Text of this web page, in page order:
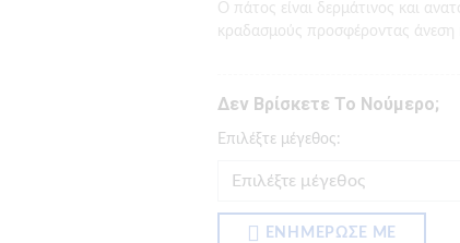
Ο πάτος είναι δερμάτινος και
κραδασμούς προσφέροντας άνεση
Δεν Βρίσκετε Το Νούμερο;
Eπιλέξτε μέγεθος:
ΕΝΗΜΕΡΩΣΕ ΜΕ